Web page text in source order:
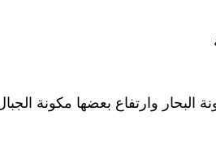
وارتفاع بعضها مكونة